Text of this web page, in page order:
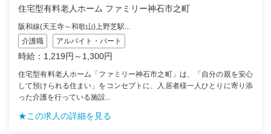
住宅型有料老人ホーム ファミリー神石市之町
阪和線(天王寺～和歌山)上野芝駅...
介護職
アルバイト・パート
時給：1,219円～1,300円
住宅型有料老人ホーム「ファミリー神石市之町」は、「自分の親を安心
して預けられる住まい」をコンセプトに、入居者様一人ひとりに寄り添
った介護を行っている施設...
★この求人の詳細を見る